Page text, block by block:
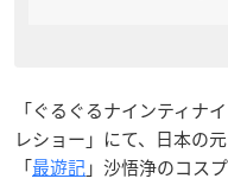
「ぐるぐるナインティナ
レショー」にて、日本の
「最遊記」沙悟浄のコス